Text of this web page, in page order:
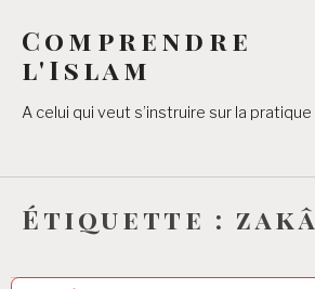
contenu
principal
Comprendre
l'Islam
A celui qui veut s’instruire sur la pratique
Étiquette :